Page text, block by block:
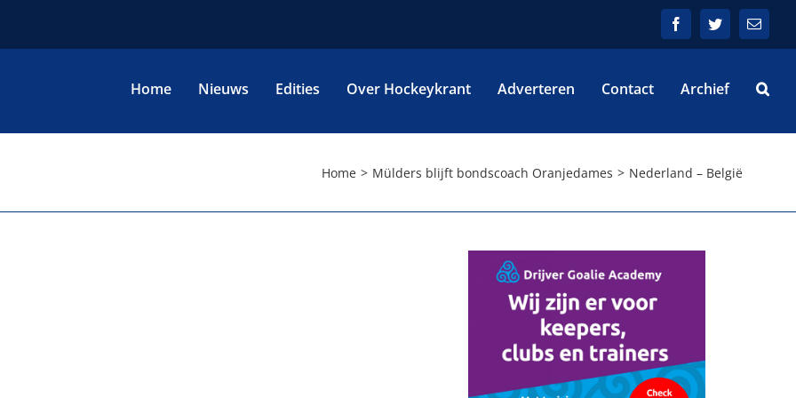
FacebookTwitterE-
mail
Home Nieuws Edities Over Hockeykrant Adverteren Contact Archief
Home Mülders blijft bondscoach Oranjedames Nederland – België